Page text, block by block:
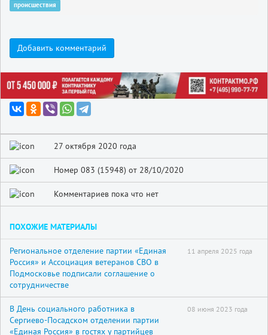
происшествия
Добавить комментарий
27 октября 2020 года
Номер 083 (15948) от 28/10/2020
Комментариев пока что нет
ПОХОЖИЕ МАТЕРИАЛЫ
Региональное отделение партии «Единая
Россия» и Ассоциация ветеранов СВО в
Подмосковье подписали соглашение о
сотрудничестве
11 апреля 2025 года
В День социального работника в
Сергиево-Посадском отделении партии
«Единая Россия» в гостях у партийцев
08 июня 2023 года